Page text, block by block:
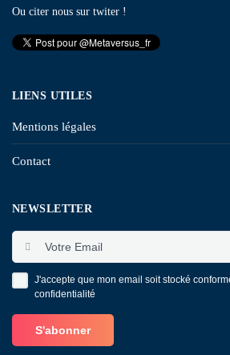
Ou citer nous sur twiter !
LIENS UTILES
Mentions légales
Contact
NEWSLETTER
J'accepte que mon email soit stocké
confidentialité